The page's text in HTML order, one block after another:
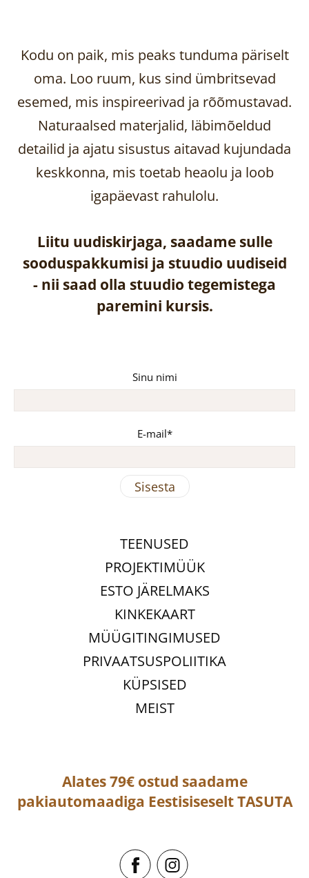
Kodu on paik, mis peaks tunduma päriselt
oma. Loo ruum, kus sind ümbritsevad
esemed, mis inspireerivad ja rõõmustavad.
Naturaalsed materjalid, läbimõeldud
detailid ja ajatu sisustus aitavad kujundada
keskkonna, mis toetab heaolu ja loob
igapäevast rahulolu.
Liitu uudiskirjaga, saadame sulle
sooduspakkumisi ja stuudio uudiseid
- nii saad olla stuudio tegemistega
paremini kursis.
Sinu nimi
E-mail
TEENUSED
PROJEKTIMÜÜK
ESTO JÄRELMAKS
KINKEKAART
MÜÜGITINGIMUSED
PRIVAATSUSPOLIITIKA
KÜPSISED
MEIST
Alates 79€ ostud saadame
pakiautomaadiga EestisiseseltTASUTA